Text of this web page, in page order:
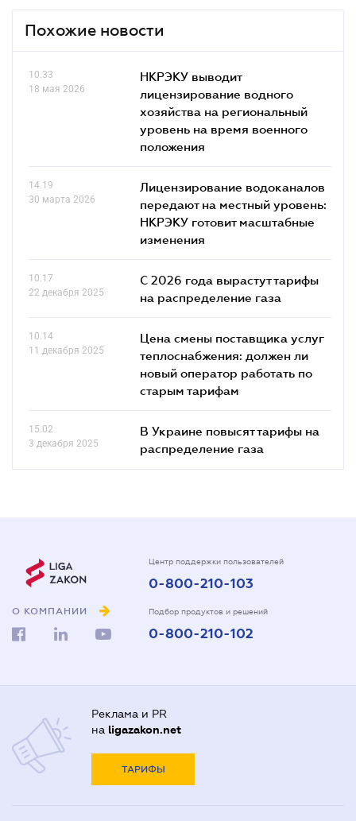
Похожие новости
10.33
18 мая 2026
НКРЭКУ выводит
лицензирование водного
хозяйства на региональный
уровень на время военного
положения
14.19
30 марта 2026
Лицензирование водоканалов
передают на местный уровень:
НКРЭКУ готовит масштабные
изменения
10.17
22 декабря 2025
С 2026 года вырастут тарифы
на распределение газа
10.14
11 декабря 2025
Цена смены поставщика услуг
теплоснабжения: должен ли
новый оператор работать по
старым тарифам
15.02
3 декабря 2025
В Украине повысят тарифы на
распределение газа
О КОМПАНИИ
Центр поддержки пользователей
0-800-210-103
Подбор продуктов и решений
0-800-210-102
Реклама и PR
на ligazakon.net
ТАРИФЫ